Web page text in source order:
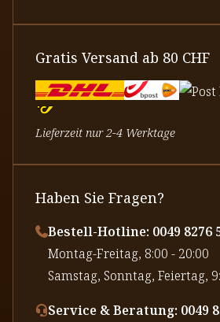
Gratis Versand ab 80 CHF
Lieferzeit nur 2-4 Werktage
Haben Sie Fragen?
Bestell-Hotline: 0049 8276
⁠Montag-Freitag, 8:00 - 20:00
⁠Samstag, Sonntag, Feiertag,
Service & Beratung: 0049